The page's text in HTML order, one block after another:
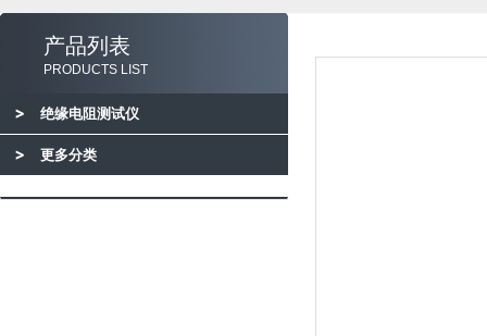
产品列表
PRODUCTS LIST
绝缘电阻测试仪
更多分类